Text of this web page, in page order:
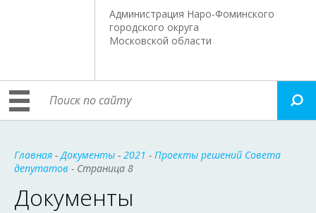
Администрация Наро-Фоминского
городского округа
Московской области
Главная -Документы - 2021 - Проекты решений Совета
депутатов - Страница 8
Документы